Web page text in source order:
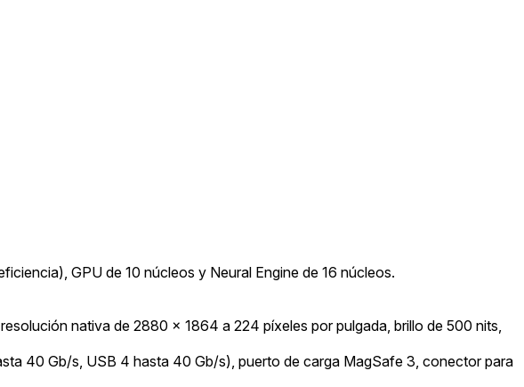
GPU de 10 núcleos y Neural Engine de 16 núcleos.
nativa de 2880 x 1864 a 224 píxeles por pulgada, brillo de 500 nits,
40 Gb/s, USB 4 hasta 40 Gb/s), puerto de carga MagSafe 3, conector para